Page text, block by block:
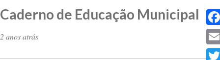
Caderno de Educação Municipal
2 anos atrás